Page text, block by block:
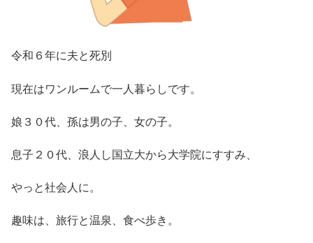
令和６年に夫と死別
現在はワンルームで一人暮らしです。
娘３０代、孫は男の子、女の子。
息子２０代、浪人し国立大から大学院にすすみ、
やっと社会人に。
趣味は、旅行と温泉、食べ歩き。